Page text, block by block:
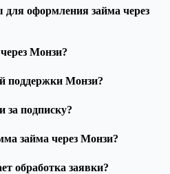
оформления займа через
Монзи?
поддержки Монзи?
за подписку?
займа через Монзи?
обработка заявки?